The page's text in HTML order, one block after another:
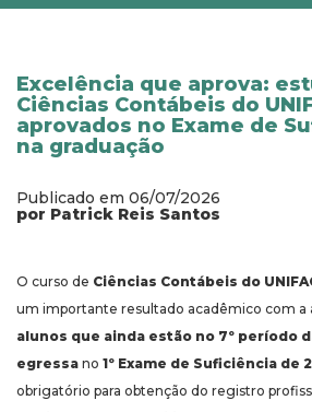
Excelência que aprova:
Ciências Contábeis do
aprovados no Exame de
na graduação
Publicado em 06/07/2026
por Patrick Reis Santos
O curso de Ciências Contábeis do
um importante resultado acadêmico com a
alunos que ainda estão no 7º período
egressa no 1º Exame de Suficiência de
obrigatório para obtenção do registro